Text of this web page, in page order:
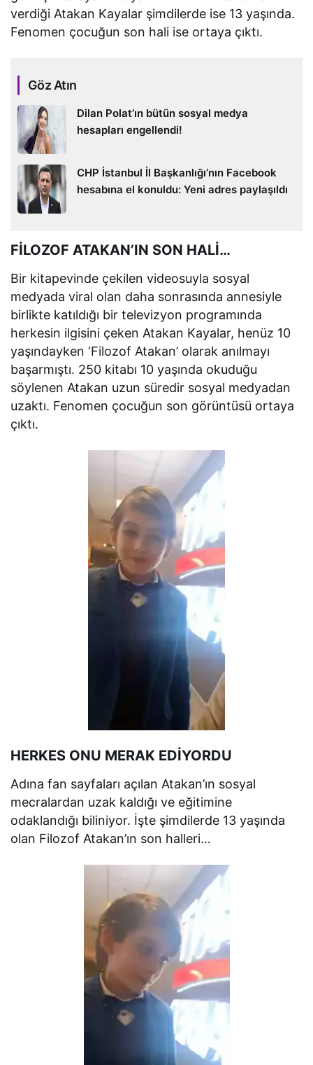
verdiği Atakan Kayalar şimdilerde ise 13 yaşında.
Fenomen çocuğun son hali ise ortaya çıktı.
Göz Atın
Dilan Polat’ın bütün sosyal medya
hesapları engellendi!
CHP İstanbul İl Başkanlığı’nın Facebook
hesabına el konuldu: Yeni adres paylaşıldı
FİLOZOF ATAKAN’IN SON HALİ…
Bir kitapevinde çekilen videosuyla sosyal
medyada viral olan daha sonrasında annesiyle
birlikte katıldığı bir televizyon programında
herkesin ilgisini çeken Atakan Kayalar, henüz 10
yaşındayken ‘Filozof Atakan’ olarak anılmayı
başarmıştı. 250 kitabı 10 yaşında okuduğu
söylenen Atakan uzun süredir sosyal medyadan
uzaktı. Fenomen çocuğun son görüntüsü ortaya
çıktı.
HERKES ONU MERAK EDİYORDU
Adına fan sayfaları açılan Atakan’ın sosyal
mecralardan uzak kaldığı ve eğitimine
odaklandığı biliniyor. İşte şimdilerde 13 yaşında
olan Filozof Atakan’ın son halleri…